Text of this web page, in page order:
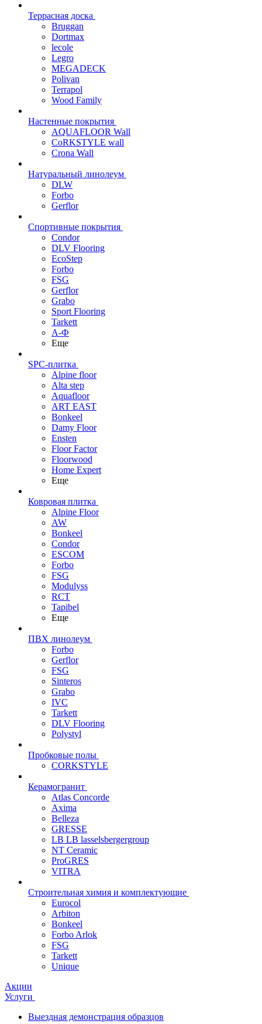
Террасная доска
Bruggan
Dortmax
lecole
Legro
MEGADECK
Polivan
Terrapol
Wood Family
Настенные покрытия
AQUAFLOOR Wall
CoRKSTYLE wall
Crona Wall
Натуральный линолеум
DLW
Forbo
Gerflor
Спортивные покрытия
Condor
DLV Flooring
EcoStep
Forbo
FSG
Gerflor
Grabo
Sport Flooring
Tarkett
А-Ф
Еще
SPC-плитка
Alpine floor
Alta step
Aquafloor
ART EAST
Bonkeel
Damy Floor
Ensten
Floor Factor
Floorwood
Home Expert
Еще
Ковровая плитка
Alpine Floor
AW
Bonkeel
Condor
ESCOM
Forbo
FSG
Modulyss
RCT
Tapibel
Еще
ПВХ линолеум
Forbo
Gerflor
FSG
Sinteros
Grabo
IVC
Tarkett
DLV Flooring
Polystyl
Пробковые полы
CORKSTYLE
Керамогранит
Atlas Concorde
Axima
Belleza
GRESSE
LB LB lasselsbergergroup
NT Ceramic
ProGRES
VITRA
Строительная химия и комплектующие
Eurocol
Arbiton
Bonkeel
Forbo Arlok
FSG
Tarkett
Unique
Акции
Услуги
Выездная демонстрация образцов